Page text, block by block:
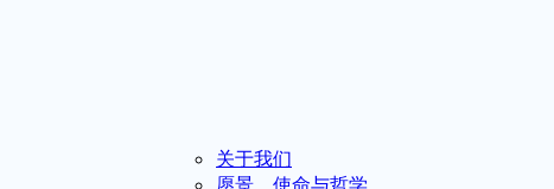
关于我们